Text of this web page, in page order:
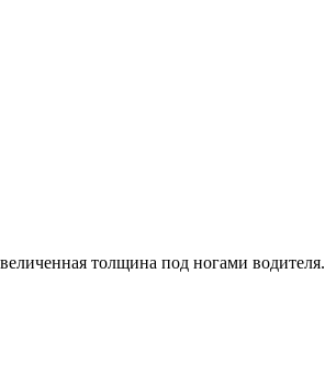
толщина под ногами водителя.